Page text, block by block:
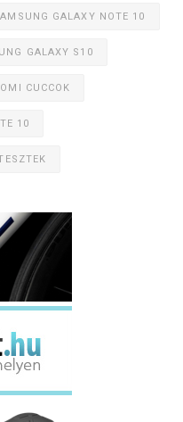
GALAXY NOTE 10
GALAXY S10
CUCCOK
10